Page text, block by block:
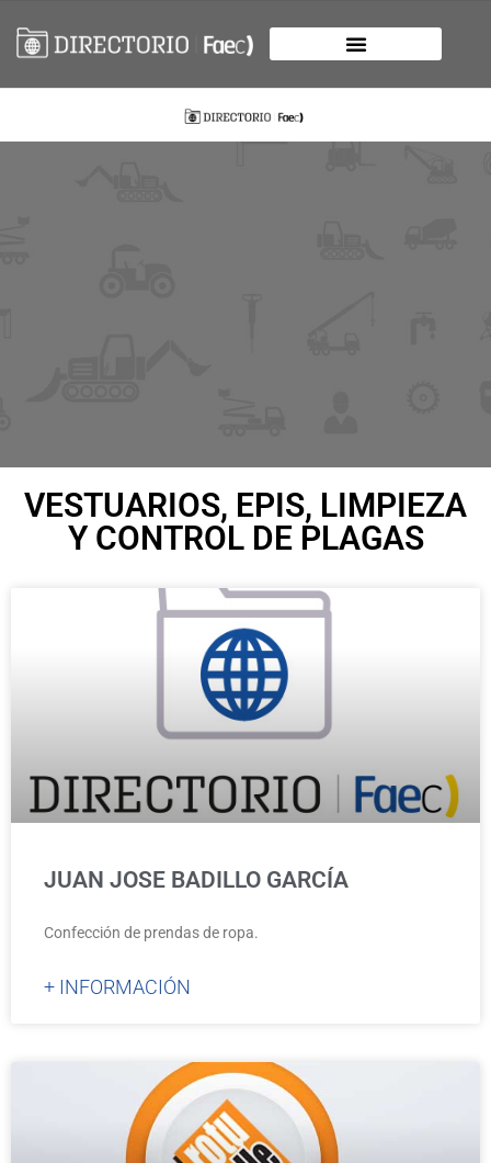
VESTUARIOS, EPIS, LIMPIEZA
Y CONTROL DE PLAGAS
JUAN JOSE BADILLO GARCÍA
Confección de prendas de ropa.
+ INFORMACIÓN